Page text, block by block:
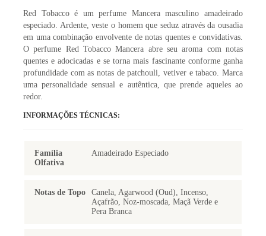
Red Tobacco é um perfume Mancera masculino amadeirado
especiado. Ardente, veste o homem que seduz através da ousadia
em uma combinação envolvente de notas quentes e convidativas.
O perfume Red Tobacco Mancera abre seu aroma com notas
quentes e adocicadas e se torna mais fascinante conforme ganha
profundidade com as notas de patchouli, vetiver e tabaco. Marca
uma personalidade sensual e autêntica, que prende aqueles ao
redor.
INFORMAÇÕES TÉCNICAS:
Família
Olfativa
Amadeirado Especiado
Notas de Topo
Canela, Agarwood (Oud), Incenso,
Açafrão, Noz-moscada, Maçã Verde e
Pera Branca